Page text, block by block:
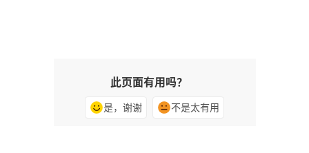
此页面有用吗？
是，谢谢 不是太有用